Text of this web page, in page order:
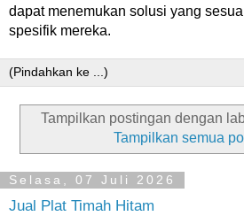
dapat menemukan solusi yang
spesifik mereka.
Tampilkan postingan dengan
Tampilkan semua
Selasa, 07 Juli 2026
Jual Plat Timah Hitam